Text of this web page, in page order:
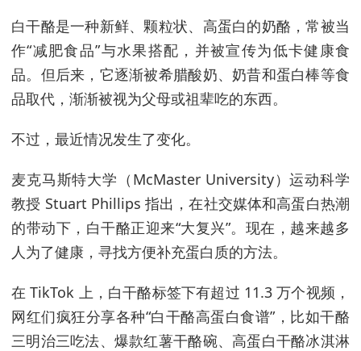
白干酪是一种新鲜、颗粒状、高蛋白的奶酪，常被当
作“减肥食品”与水果搭配，并被宣传为低卡健康食
品。但后来，它逐渐被希腊酸奶、奶昔和蛋白棒等食
品取代，渐渐被视为父母或祖辈吃的东西。
不过，最近情况发生了变化。
麦克马斯特大学（McMaster University）运动科学
教授 Stuart Phillips 指出，在社交媒体和高蛋白热潮
的带动下，白干酪正迎来“大复兴”。现在，越来越多
人为了健康，寻找方便补充蛋白质的方法。
在 TikTok 上，白干酪标签下有超过 11.3 万个视频，
网红们疯狂分享各种“白干酪高蛋白食谱”，比如干酪
三明治三吃法、爆款红薯干酪碗、高蛋白干酪冰淇淋